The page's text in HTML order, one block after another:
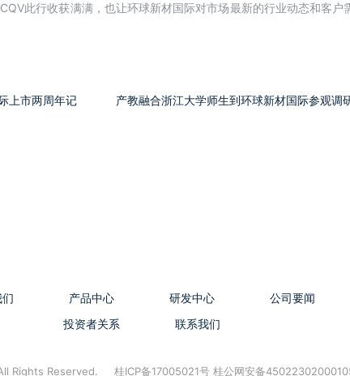
此行收获满满，也让环球新材国际对市场最新的行业动态和客户
上市两周年记 产教融合浙江大学师生到环球新材国际参观调
产品中心 研发中心
公司要闻
投资者关系
联系我们
Rights Reserved. 桂ICP备17005021号 桂公网安备